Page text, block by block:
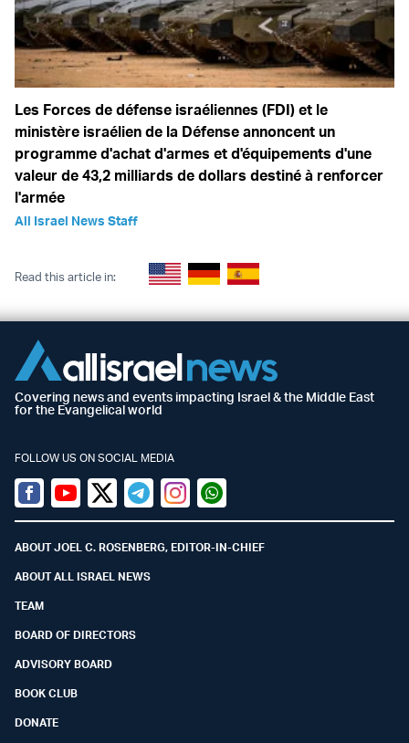
Les Forces de défense israéliennes (FDI) et le
ministère israélien de la Défense annoncent un
programme d'achat d'armes et d'équipements d'une
valeur de 43,2 milliards de dollars destiné à renforcer
l'armée
All Israel News Staff
Read this article in:
Covering news and events impacting Israel & the Middle East
for the Evangelical world
FOLLOW US ON SOCIAL MEDIA
Facebook
YoutubeTwitter (X)
TelegramInstagramWhatsapp
ABOUT JOEL C. ROSENBERG, EDITOR-IN-CHIEF
ABOUT ALL ISRAEL NEWS
TEAM
BOARD OF DIRECTORS
ADVISORY BOARD
BOOK CLUB
DONATE